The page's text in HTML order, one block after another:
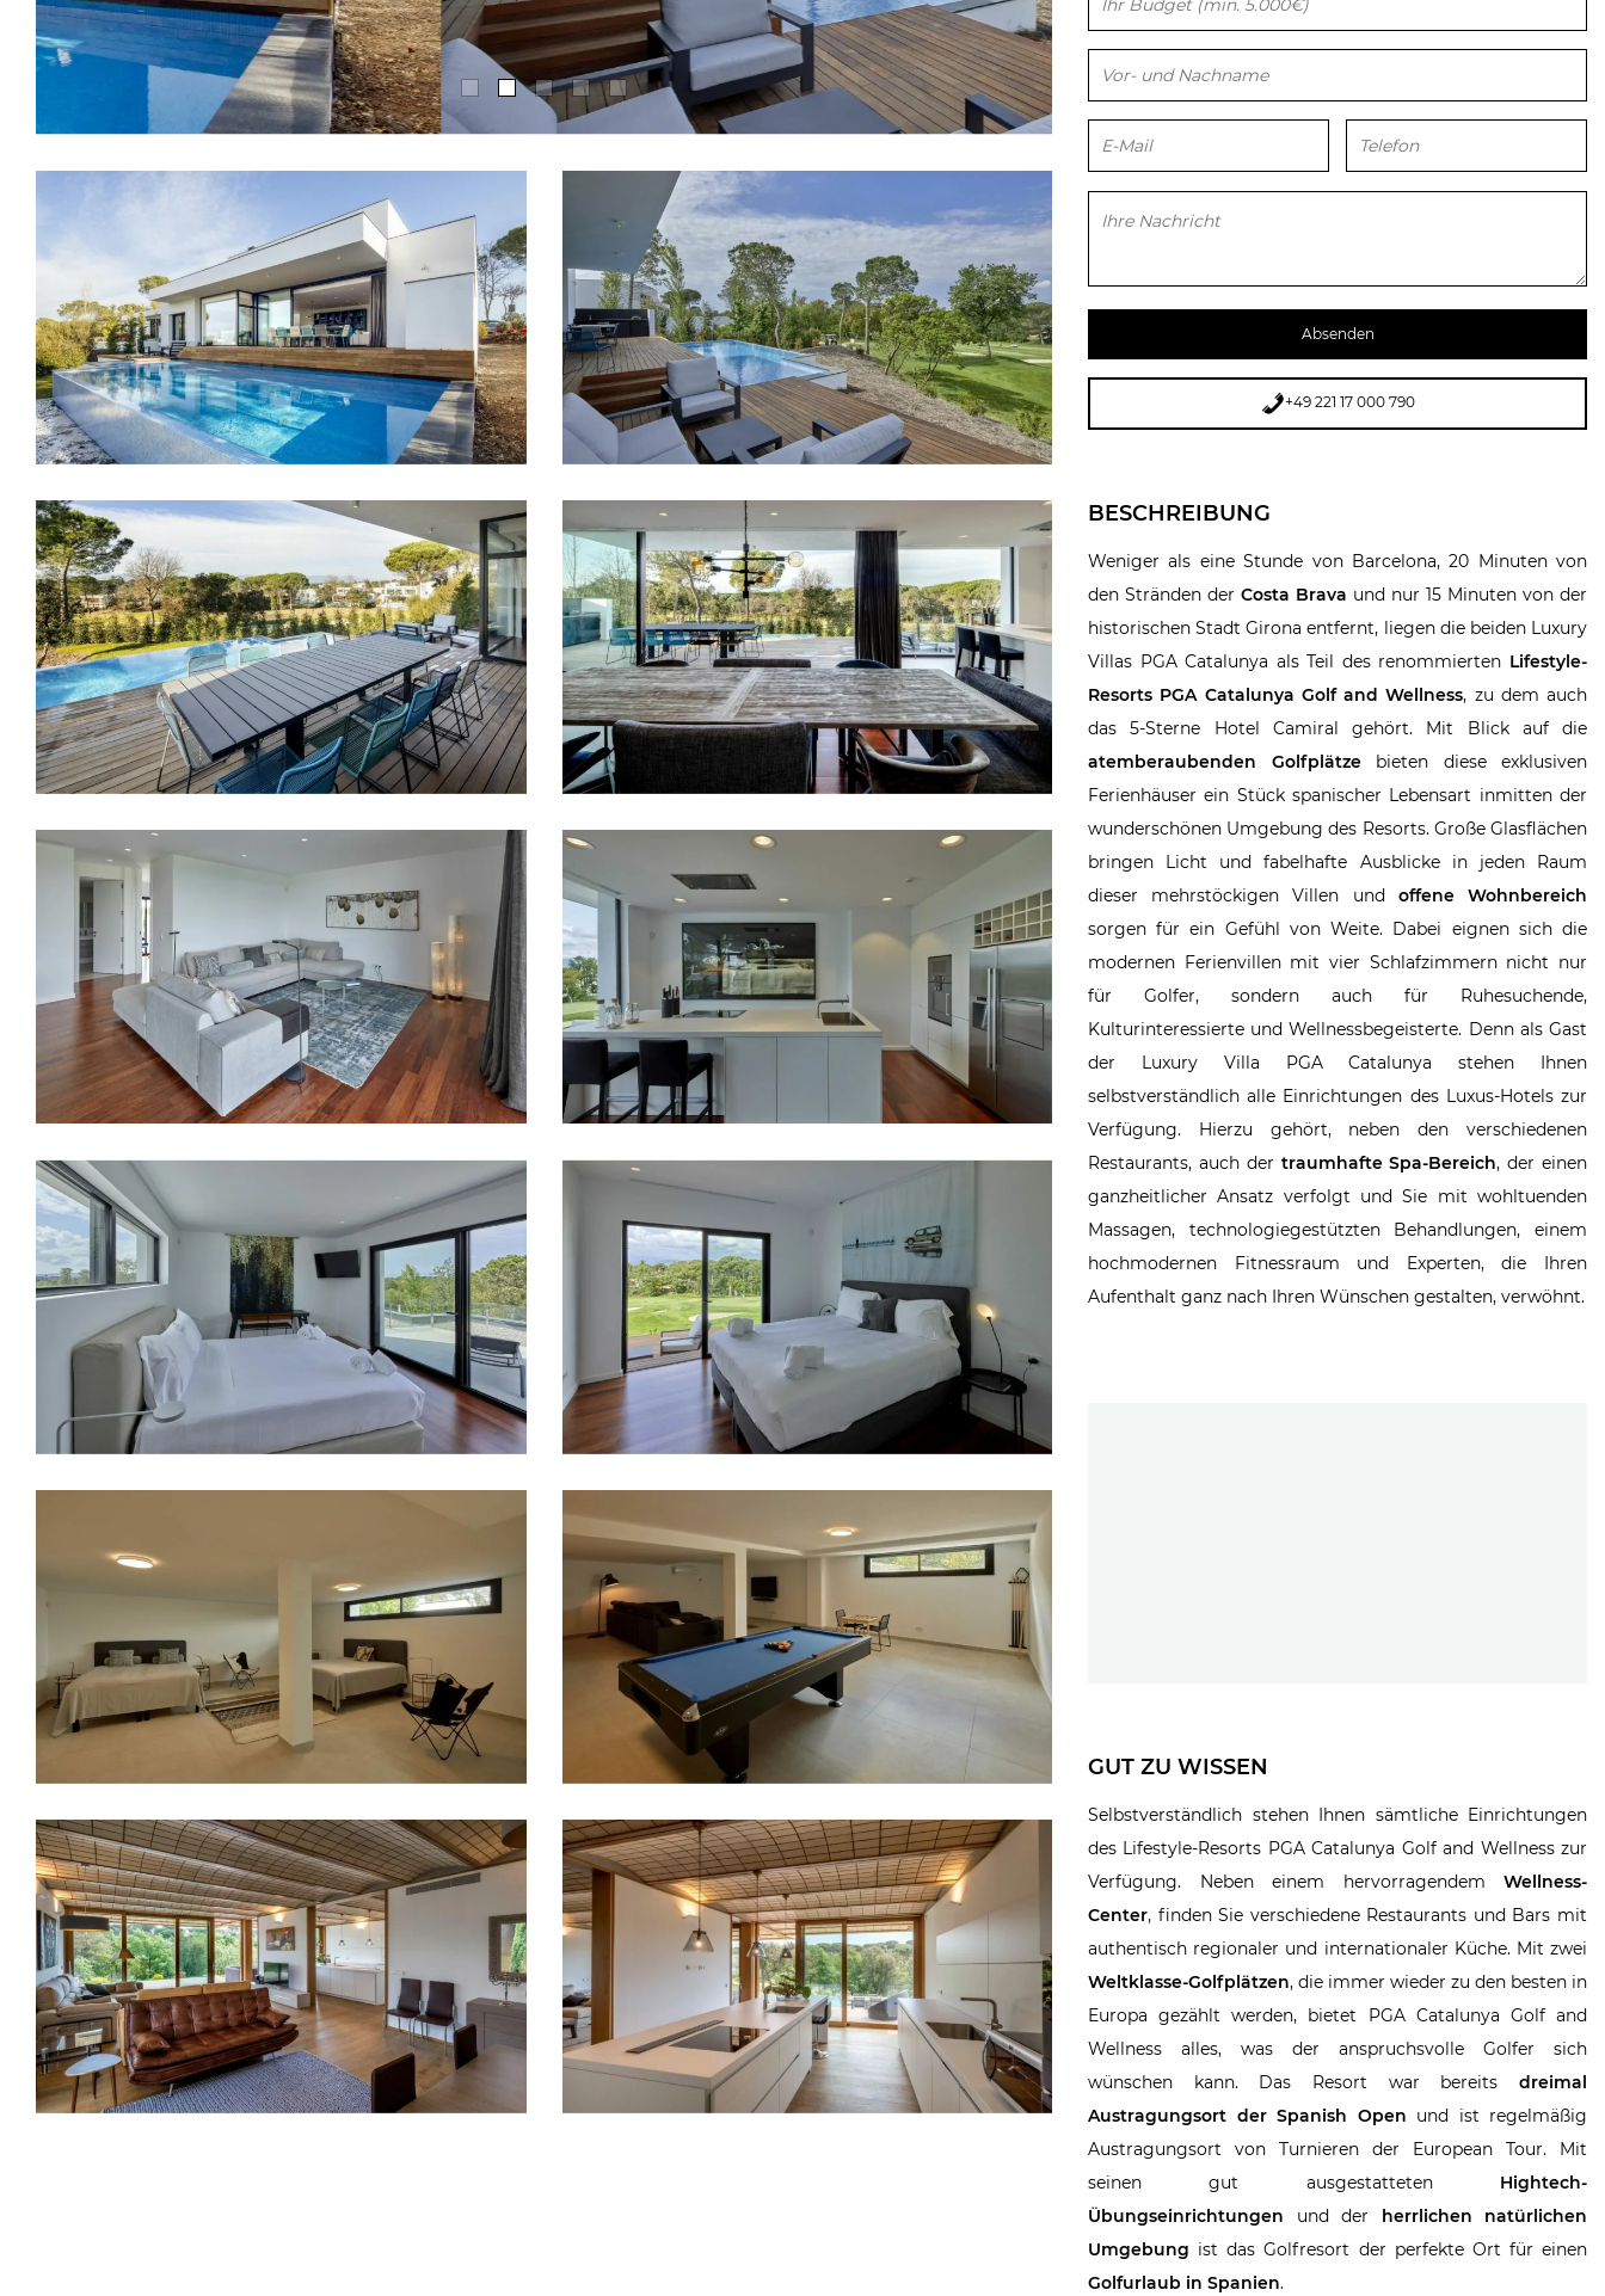
Bitte lasse dieses Feld leer.
+49 221 17 000 790
BESCHREIBUNG
Weniger als eine Stunde von Barcelona, 20 Minuten von
den Stränden der Costa Brava und nur 15 Minuten von der
historischen Stadt Girona entfernt, liegen die beiden Luxury
Villas PGA Catalunya als Teil des renommierten Lifestyle-
Resorts PGA Catalunya Golf and Wellness, zu dem auch
das 5-Sterne Hotel Camiral gehört. Mit Blick auf die
atemberaubenden Golfplätzebieten diese exklusiven
Ferienhäuser ein Stück spanischer Lebensart inmitten der
wunderschönen Umgebung des Resorts. Große Glasflächen
bringen Licht und fabelhafte Ausblicke in jeden Raum
dieser mehrstöckigen Villen und offene Wohnbereich
sorgen für ein Gefühl von Weite. Dabei eignen sich die
modernen Ferienvillen mit vier Schlafzimmern nicht nur
für Golfer, sondern auch für Ruhesuchende,
Kulturinteressierte und Wellnessbegeisterte. Denn als Gast
der Luxury Villa PGA Catalunya stehen Ihnen
selbstverständlich alle Einrichtungen des Luxus-Hotels zur
Verfügung. Hierzu gehört, neben den verschiedenen
Restaurants, auch der traumhafte Spa-Bereich, der einen
ganzheitlicher Ansatz verfolgt und Sie mit wohltuenden
Massagen, technologiegestützten Behandlungen, einem
hochmodernen Fitnessraum und Experten, die Ihren
Aufenthalt ganz nach Ihren Wünschen gestalten, verwöhnt.
GUT ZU WISSEN
Selbstverständlich stehen Ihnen sämtliche Einrichtungen
des Lifestyle-Resorts PGA Catalunya Golf and Wellness zur
Verfügung. Neben einem hervorragendem Wellness-
Center, finden Sie verschiedene Restaurants und Bars mit
authentisch regionaler und internationaler Küche. Mit zwei
Weltklasse-Golfplätzen, die immer wieder zu den besten in
Europa gezählt werden, bietet PGA Catalunya Golf and
Wellness alles, was der anspruchsvolle Golfer sich
wünschen kann. Das Resort war bereits dreimal
Austragungsort der Spanish Open und ist regelmäßig
Austragungsort von Turnieren der European Tour. Mit
seinen gut ausgestattetenHightech-
Übungseinrichtungen und der herrlichen natürlichen
Umgebung ist das Golfresort der perfekte Ort für einen
Golfurlaub in Spanien.